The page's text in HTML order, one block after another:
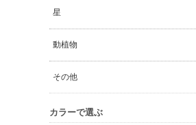
星
動植物
その他
カラーで選ぶ